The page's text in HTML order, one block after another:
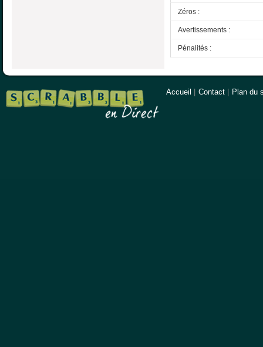
Zéros :
Avertissements :
Pénalités :
Accueil Contact Plan du